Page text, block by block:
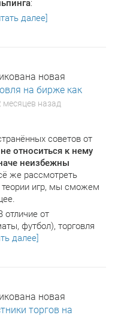
:
далее]
новая
на бирже как
месяцев назад
советов от
не относиться к нему
неизбежны
же рассмотреть
теории игр, мы сможем
отличие от
футбол), торговля
далее]
новая
торгов на